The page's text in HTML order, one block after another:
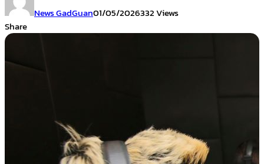
News GadGuan01/05/2026332 Views
Share